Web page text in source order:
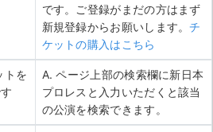
です。ご登録がまだの方はまず
新規登録からお願いします。チ
ケットの購入はこちら
トを
A. ページ上部の検索欄に新日本
プロレスと入力いただくと該当
の公演を検索できます。